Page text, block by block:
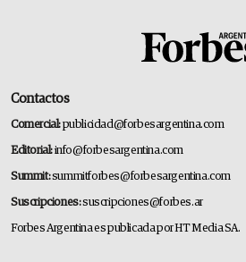
Contactos
Comercial:publicidad@forbesargentina.com
Editorial:info@forbesargentina.com
Summit:summitforbes@forbesargentina.com
Suscripciones:suscripciones@forbes.ar
Forbes Argentina es publicada por HT Media SA.